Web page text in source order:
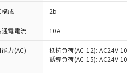
成 2b
通電電流 10A
力(AC)
抵抗負荷(AC-12): AC24V 10A/
誘導負荷(AC-15): AC24V
件
読みいただき、同意のうえ
指令（10物質）の非含
品に切り替える予定のある
EU RoHS指令（10物質）の
の商品で、対応品を出す予